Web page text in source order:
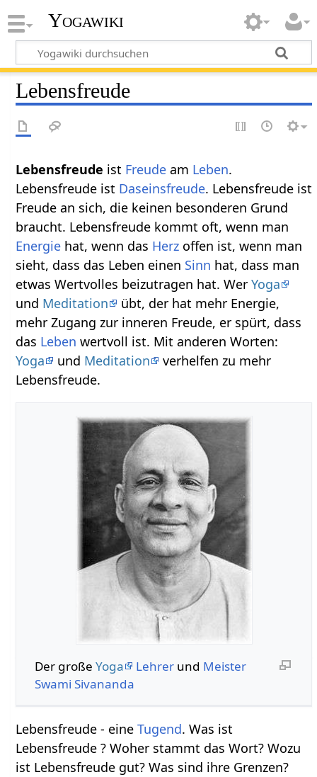
Yogawiki
Lebensfreude
Lebensfreude ist Freude am Leben.
Lebensfreude ist Daseinsfreude. Lebensfreude ist
Freude an sich, die keinen besonderen Grund
braucht. Lebensfreude kommt oft, wenn man
Energie hat, wenn das Herz offen ist, wenn man
sieht, dass das Leben einen Sinn hat, dass man
etwas Wertvolles beizutragen hat. WerYoga
und Meditation
übt, der hat mehr Energie,
mehr Zugang zur inneren Freude, er spürt, dass
das Leben wertvoll ist. Mit anderen Worten:
Yoga
und Meditation
verhelfen zu mehr
Lebensfreude.
Der große Yoga Lehrerund Meister
Swami Sivananda
Lebensfreude - eineTugend. Was ist
Lebensfreude ? Woher stammt das Wort? Wozu
ist Lebensfreude gut? Was sind ihre Grenzen?